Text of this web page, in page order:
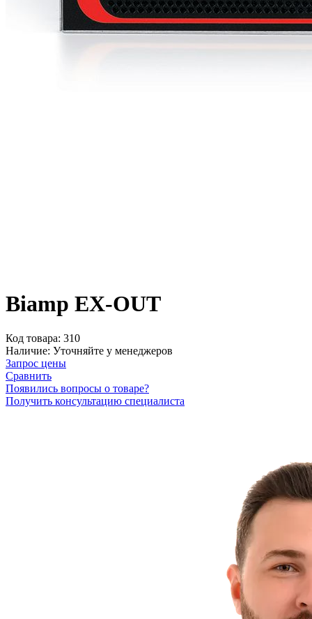
Biamp EX-OUT
Код товара: 310
Наличие: Уточняйте у менеджеров
Запрос цены
Сравнить
Появились вопросы о товаре?
Получить консультацию специалиста